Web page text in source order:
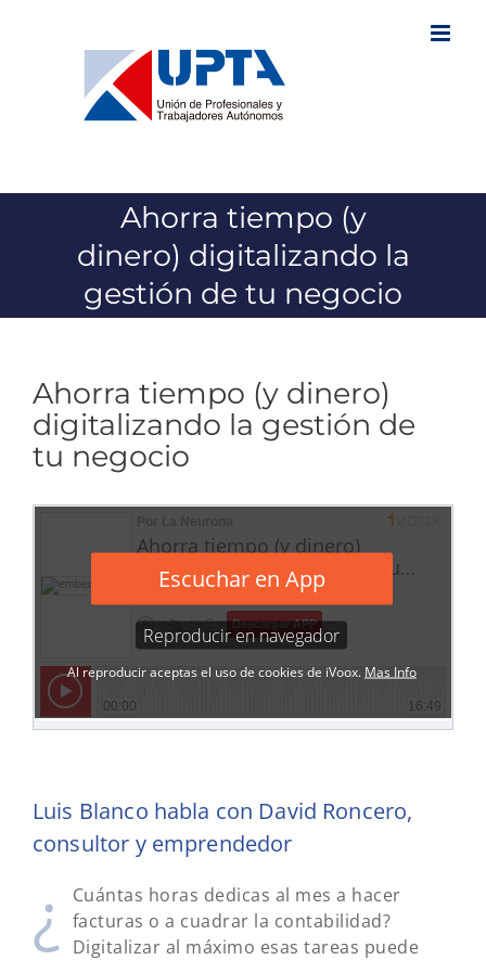
Ahorra tiempo (y
dinero) digitalizando la
gestión de tu negocio
Ahorra tiempo (y dinero)
digitalizando la gestión de
tu negocio
Luis Blanco habla con David Roncero,
consultor y emprendedor
¿
Cuántas horas dedicas al mes a hacer
facturas o a cuadrar la contabilidad?
Digitalizar al máximo esas tareas puede